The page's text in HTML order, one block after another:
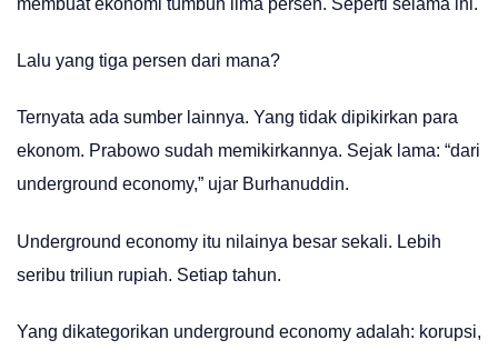
Lalu yang tiga persen dari mana?
Ternyata ada sumber lainnya. Yang tidak dipikirkan para
ekonom. Prabowo sudah memikirkannya. Sejak lama: “dari
underground economy,” ujar Burhanuddin.
Underground economy itu nilainya besar sekali. Lebih
seribu triliun rupiah. Setiap tahun.
Yang dikategorikan underground economy adalah: korupsi,